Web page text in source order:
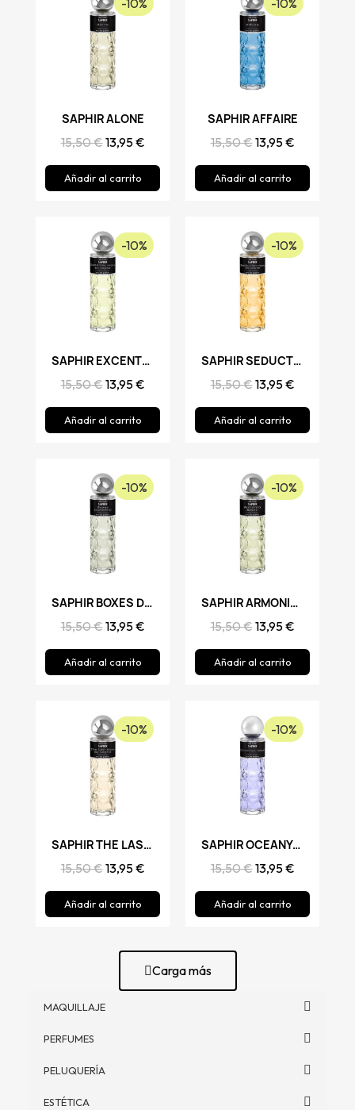
MAQUILLAJE
PERFUMES
PELUQUERÍA
ESTÉTICA
Vista rápida
-10%
SAPHIR ALONE
15,50 €13,95 €
Añadir al carrito
Vista rápida
-10%
SAPHIR AFFAIRE
15,50 €13,95 €
Añadir al carrito
Vista rápida
-10%
SAPHIR EXCENTRIC MAN
15,50 €13,95 €
Añadir al carrito
Vista rápida
-10%
SAPHIR SEDUCTION MAN
15,50 €13,95 €
Añadir al carrito
Vista rápida
-10%
SAPHIR BOXES DYNAMIC
15,50 €13,95 €
Añadir al carrito
Vista rápida
-10%
SAPHIR ARMONIA BLACK
15,50 €13,95 €
Añadir al carrito
Vista rápida
-10%
SAPHIR THE LAST MAN
15,50 €13,95 €
Añadir al carrito
Vista rápida
-10%
SAPHIR OCEANYC MAN
15,50 €13,95 €
Añadir al carrito
Carga más